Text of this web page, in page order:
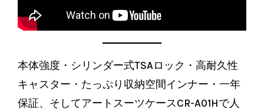
本体強度・シリンダー式TSAロック・高耐久性
キャスター・たっぷり収納空間インナー・一年
保証、そしてアートスーツケースCR-A01Hで人